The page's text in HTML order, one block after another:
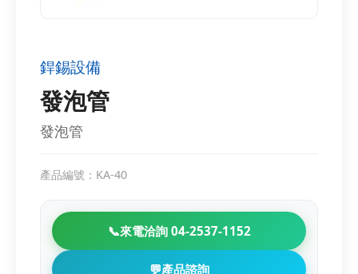
銲錫設備
發泡管
發泡管
產品編號：KA-40
📞來電洽詢 04-2537-1152
💬產品諮詢